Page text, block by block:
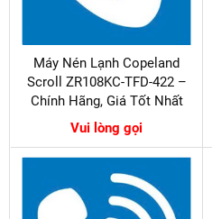
Máy Nén Lạnh Copeland
Scroll ZR108KC-TFD-422 –
Chính Hãng, Giá Tốt Nhất
Vui lòng gọi